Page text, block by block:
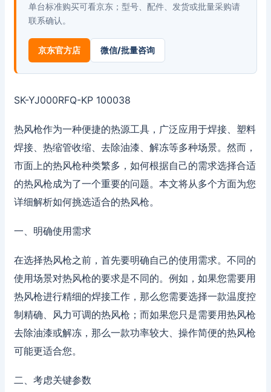
单台标准购买可看京东；型号、配件、发货或批量采购请
联系确认。
京东官方店 微信/批量咨询
SK-YJ000RFQ-KP 100038
热风枪作为一种便捷的热源工具，广泛应用于焊接、塑料
焊接、热缩管收缩、去除油漆、解冻等多种场景。然而，
市面上的热风枪种类繁多，如何根据自己的需求选择合适
的热风枪成为了一个重要的问题。本文将从多个方面为您
详细解析如何挑选适合的热风枪。
一、明确使用需求
在选择热风枪之前，首先要明确自己的使用需求。不同的
使用场景对热风枪的要求是不同的。例如，如果您需要用
热风枪进行精细的焊接工作，那么您需要选择一款温度控
制精确、风力可调的热风枪；而如果您只是需要用热风枪
去除油漆或解冻，那么一款功率较大、操作简便的热风枪
可能更适合您。
二、考虑关键参数